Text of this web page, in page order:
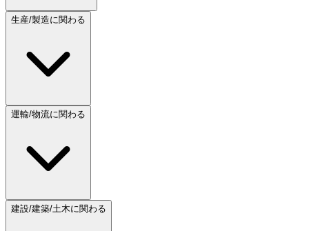
生産/製造に関わる
運輸/物流に関わる
建設/建築/土木に関わる